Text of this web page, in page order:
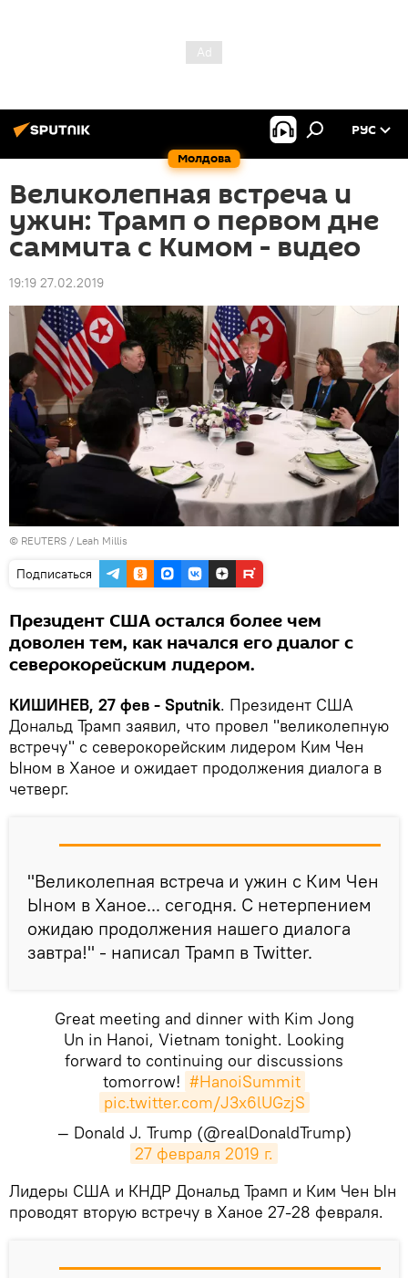
Молдова
РУС
Великолепная встреча и
ужин: Трамп о первом дне
саммита с Кимом - видео
19:19 27.02.2019
© REUTERS / Leah Millis
Подписаться
Президент США остался более чем
доволен тем, как начался его диалог с
северокорейским лидером.
КИШИНЕВ, 27 фев - Sputnik. Президент США
Дональд Трамп заявил, что провел "великолепную
встречу" с северокорейским лидером Ким Чен
Ыном в Ханое и ожидает продолжения диалога в
четверг.
"Великолепная встреча и ужин с Ким Чен
Ыном в Ханое... сегодня. С нетерпением
ожидаю продолжения нашего диалога
завтра!" - написал Трамп в Twitter.
Great meeting and dinner with Kim Jong
Un in Hanoi, Vietnam tonight. Looking
forward to continuing our discussions
tomorrow! #HanoiSummit
pic.twitter.com/J3x6lUGzjS
— Donald J. Trump (@realDonaldTrump)
27 февраля 2019 г.
​Лидеры США и КНДР Дональд Трамп и Ким Чен Ын
проводят вторую встречу в Ханое 27-28 февраля.